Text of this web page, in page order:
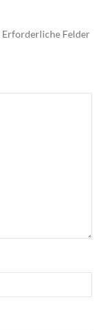
Erforderliche Felder